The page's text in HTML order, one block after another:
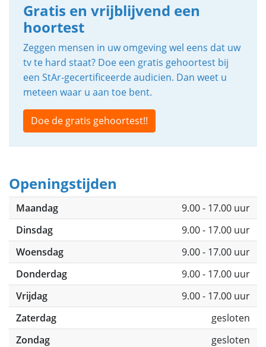
Gratis en vrijblijvend een
hoortest
Zeggen mensen in uw omgeving wel eens dat uw
tv te hard staat? Doe een gratis gehoortest bij
een StAr-gecertificeerde audicien. Dan weet u
meteen waar u aan toe bent.
Doe de gratis gehoortest!!
Openingstijden
Maandag
9.00 - 17.00 uur
Dinsdag
9.00 - 17.00 uur
Woensdag
9.00 - 17.00 uur
Donderdag
9.00 - 17.00 uur
Vrijdag
9.00 - 17.00 uur
Zaterdag
gesloten
Zondag
gesloten